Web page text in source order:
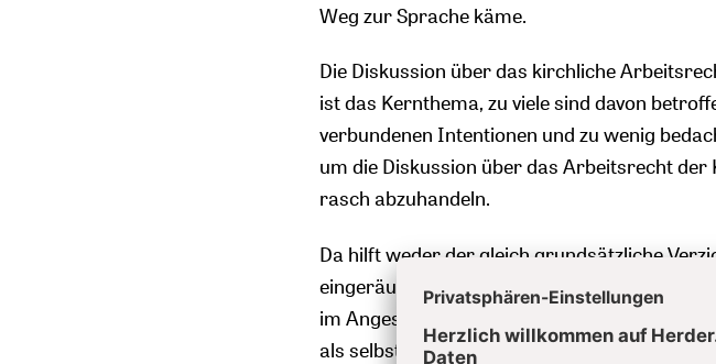
Weg zur Sprache käme.
Die Diskussion über das kirchliche
ist das Kernthema, zu viele sind davon
verbundenen Intentionen und zu wenig
um die Diskussion über das Arbeitsrecht
rasch abzuhandeln.
Da hilft weder der gleich grundsätzliche
eingeräumte Möglichkeit, eigene
im Angesicht öffentlichen Drucks eher
als selbstverständlich geltenden kirchlichen